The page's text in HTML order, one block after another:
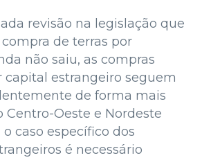
revisão na legislação que
de terras por
não saiu, as compras
capital estrangeiro seguem
de forma mais
Centro-Oeste e Nordeste
o caso específico dos
é necessário